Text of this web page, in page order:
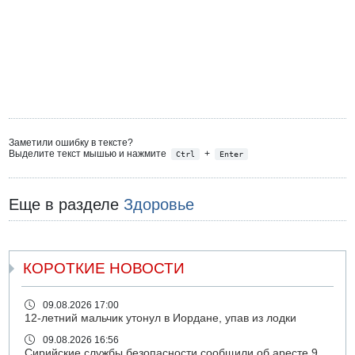
Заметили ошибку в тексте?
Выделите текст мышью и нажмите
Ctrl + Enter
Еще в разделе Здоровье
КОРОТКИЕ НОВОСТИ
09.08.2026 17:00
12-летний мальчик утонул в Иордане, упав из лодки
09.08.2026 16:56